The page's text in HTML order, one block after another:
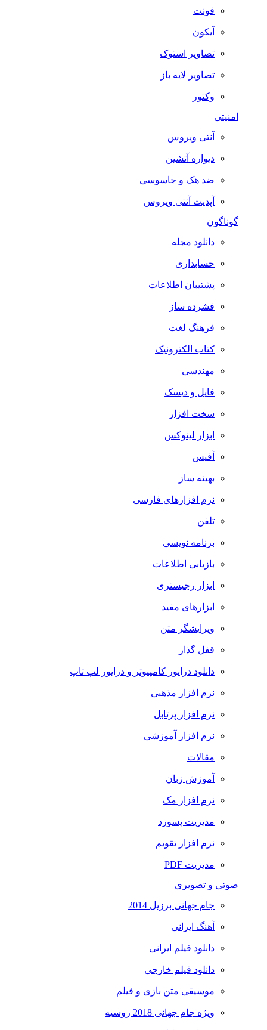
فونت
آیکون
تصاویر استوک
تصاویر لایه باز
وکتور
آنتی ویروس
دیواره آتشین
ضد هک و جاسوسی
آپدیت آنتی ویروس
گوناگون
دانلود مجله
حسابداری
پشتیبان اطلاعات
فشرده ساز
فرهنگ لغت
کتاب الکترونیک
مهندسی
فایل و دیسک
سخت افزار
ابزار لینوکس
آفیس
بهینه ساز
نرم افزارهای فارسی
تلفن
برنامه نویسی
بازیابی اطلاعات
ابزار رجیستری
ابزارهای مفید
ویرایشگر متن
قفل گذار
دانلود درایور کامپیوتر و درایور لپ تاپ
نرم افزار مذهبی
نرم افزار پرتابل
نرم افزار آموزشی
مقالات
آموزش زبان
نرم افزار مک
مدیریت پسورد
نرم افزار تقویم
مدیریت PDF
صوتی و تصویری
جام جهانی برزیل 2014
آهنگ ایرانی
دانلود فیلم ایرانی
دانلود فیلم خارجی
موسیقی متن بازی و فیلم
ویژه جام جهانی 2018 روسیه